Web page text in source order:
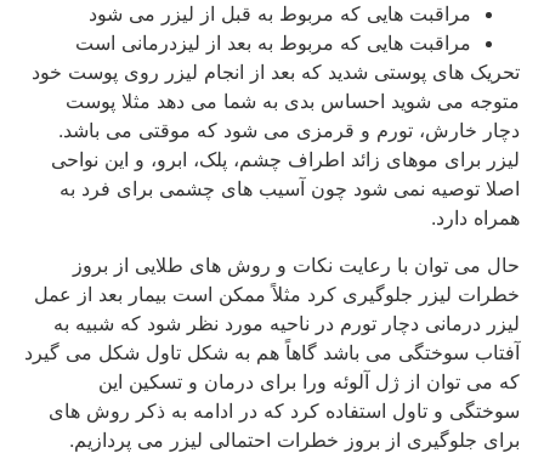
مراقبت هایی که مربوط به قبل از لیزر می شود
مراقبت هایی که مربوط به بعد از لیزدرمانی است
تحریک های پوستی شدید که بعد از انجام لیزر روی پوست خود
متوجه می شوید احساس بدی به شما می دهد مثلا پوست
دچار خارش، تورم و قرمزی می شود که موقتی می باشد.
لیزر برای موهای زائد اطراف چشم، پلک، ابرو، و این نواحی
اصلا توصیه نمی شود چون آسیب های چشمی برای فرد به
همراه دارد.
حال می توان با رعایت نکات و روش های طلایی از بروز
خطرات لیزر جلوگیری کرد مثلاً ممکن است بیمار بعد از عمل
لیزر درمانی دچار تورم در ناحیه مورد نظر شود که شبیه به
آفتاب سوختگی می باشد گاهاً هم به شکل تاول شکل می گیرد
که می توان از ژل آلوئه ورا برای درمان و تسکین این
سوختگی و تاول استفاده کرد که در ادامه به ذکر روش های
برای جلوگیری از بروز خطرات احتمالی لیزر می پردازیم.